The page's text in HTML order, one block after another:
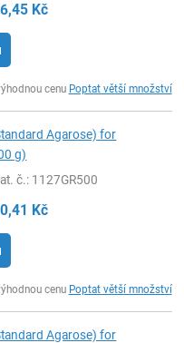
Kč
cenu Poptat větší množství
Agarose) for
g)
č.: 1127GR500
Kč
cenu Poptat větší množství
Agarose) for